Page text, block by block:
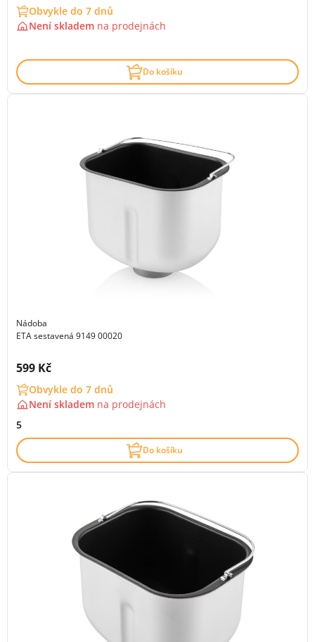
Obvykle do 7 dnů
Není skladem na prodejnách
Do košíku
Nádoba
ETA sestavená 9149 00020
Cena s DPH:
599 Kč
Obvykle do 7 dnů
Není skladem na prodejnách
5
Do košíku